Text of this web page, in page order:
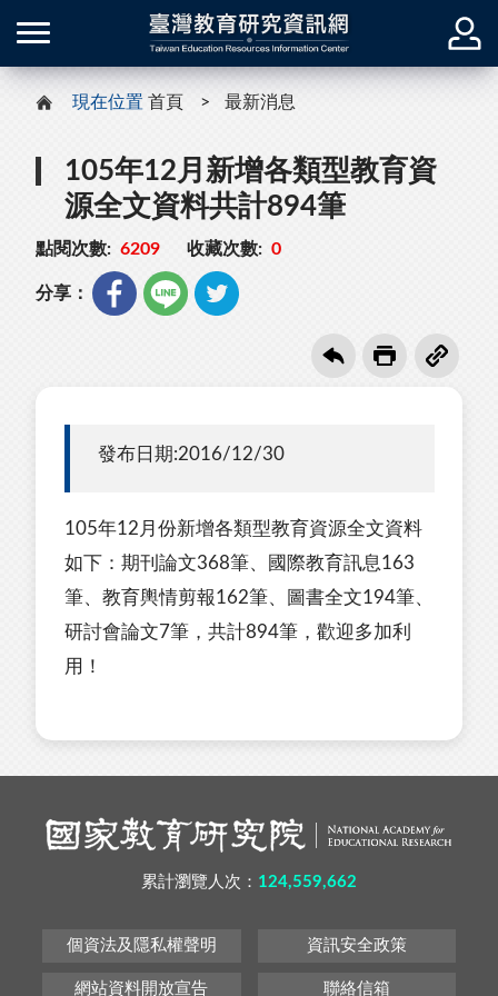
現在位置 首頁 最新消息
105年12月新增各類型教育資
源全文資料共計894筆
點閱次數: 6209 收藏次數: 0
分享：
發布日期:2016/12/30
105年12月份新增各類型教育資源全文資料
如下：期刊論文368筆、國際教育訊息163
筆、教育輿情剪報162筆、圖書全文194筆、
研討會論文7筆，共計894筆，歡迎多加利
用！
累計瀏覽人次： 124,559,662
個資法及隱私權聲明 資訊安全政策
網站資料開放宣告 聯絡信箱